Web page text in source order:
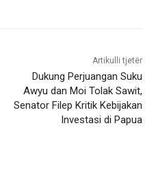
Artikulli tjetër
Dukung Perjuangan Suku
Awyu dan Moi Tolak Sawit,
Senator Filep Kritik Kebijakan
Investasi di Papua